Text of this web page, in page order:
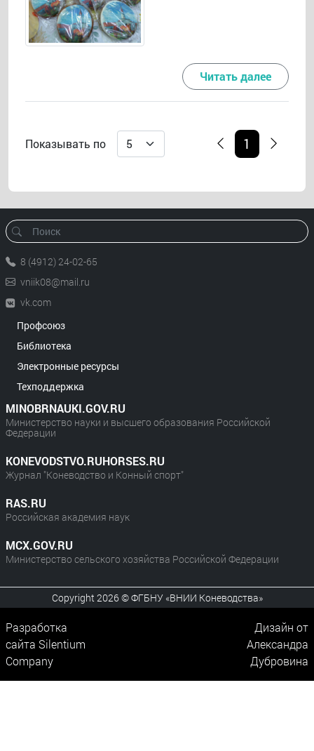
Читать далее
Показывать по 1
8 (4912) 24-02-65
vniik08@mail.ru
vk.com
Профсоюз
Библиотека
Электронные ресурсы
Техподдержка
MINOBRNAUKI.GOV.RU
Министерство науки и высшего образования Российской
Федерации
KONEVODSTVO.RUHORSES.RU
Журнал "Коневодство и Конный спорт"
RAS.RU
Российская академия наук
MCX.GOV.RU
Министерство сельского хозяйства Российской Федерации
Copyright 2026 © ФГБНУ «ВНИИ Коневодства»
Разработка
сайта Silentium
Company
Дизайн от
Александра
Дубровина